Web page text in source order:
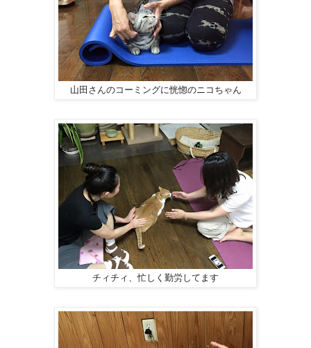
山田さんのコーミングに恍惚のニコちゃん
チィチィ、忙しく勤労してます